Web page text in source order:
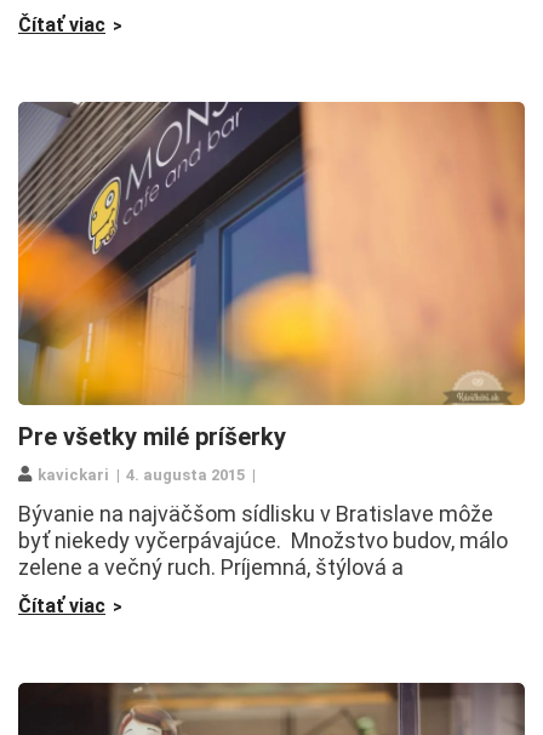
Čítať viac
Pre všetky milé príšerky
kavickari 4. augusta 2015
Bývanie na najväčšom sídlisku v Bratislave môže
byť niekedy vyčerpávajúce. Množstvo budov, málo
zelene a večný ruch. Príjemná, štýlová a
Čítať viac